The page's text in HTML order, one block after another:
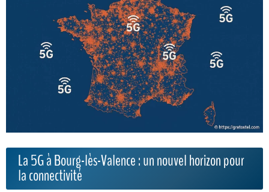
La 5G à Bourg-lès-Valence : un nouvel horizon pour
la connectivité